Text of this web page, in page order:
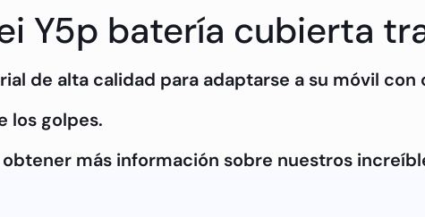
Y5p batería cubierta
de alta calidad para adaptarse a su móvil
los golpes.
más información sobre nuestros